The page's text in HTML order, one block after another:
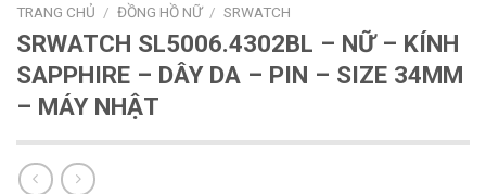
TRANG CHỦ / ĐỒNG HỒ NỮ / SRWATCH
SRWATCH SL5006.4302BL – NỮ – KÍNH
SAPPHIRE – DÂY DA – PIN – SIZE 34MM
– MÁY NHẬT